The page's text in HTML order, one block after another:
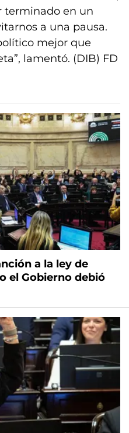
terminado en un
a una pausa.
mejor que
lamentó. (DIB) FD
a la ley de
el Gobierno debió